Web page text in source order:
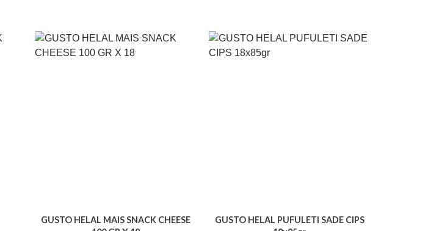
GUSTO HELAL MAIS SNACK CHEESE
GUSTO HELAL PUFULETI SADE CIPS